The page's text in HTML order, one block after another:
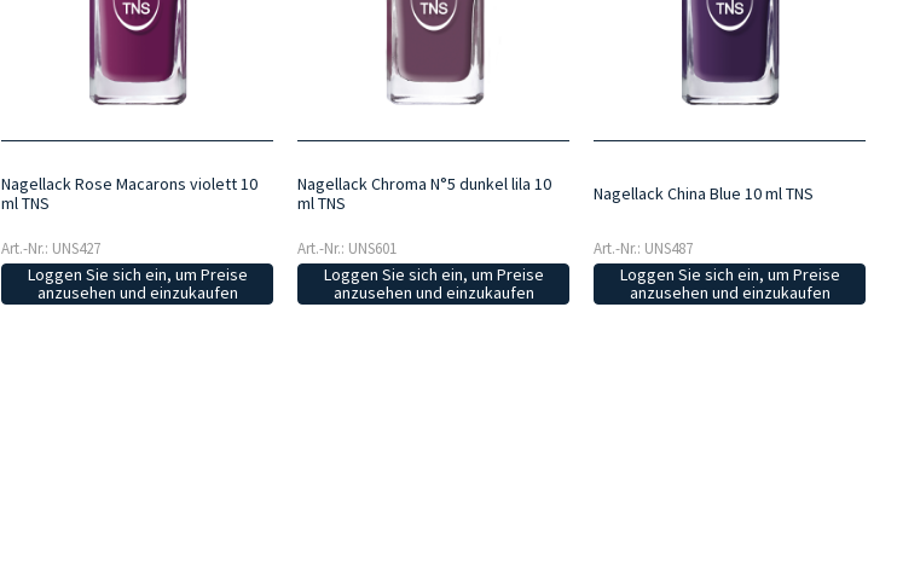
Nagellack Rose Macarons violett 10
ml TNS
Art.-Nr.: UNS427
Loggen Sie sich ein, um Preise
anzusehen und einzukaufen
Nagellack Chroma N°5 dunkel lila 10
ml TNS
Art.-Nr.: UNS601
Loggen Sie sich ein, um Preise
anzusehen und einzukaufen
Nagellack China Blue 10 ml TNS
Art.-Nr.: UNS487
Loggen Sie sich ein, um Preise
anzusehen und einzukaufen